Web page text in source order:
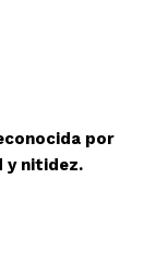
por
y nitidez.